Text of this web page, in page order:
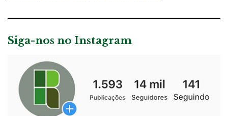
Siga-nos no Instagram